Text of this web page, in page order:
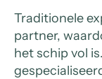
Traditionele
partner,
het schip vol